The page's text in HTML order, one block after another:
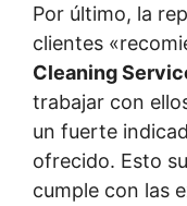
Por último, la
clientes
Cleaning
trabajar con
un fuerte
ofrecido. Esto
cumple con las